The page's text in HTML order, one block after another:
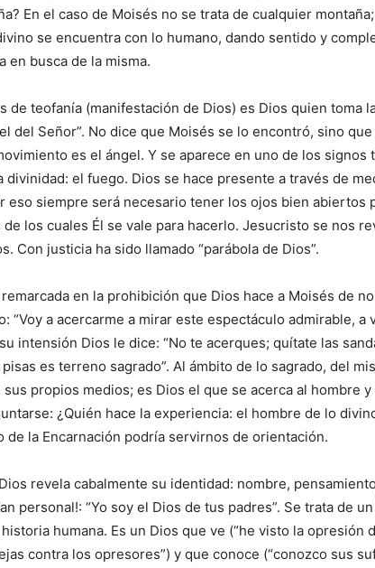
En el caso de Moisés no se trata de cualquier
se encuentra con lo humano, dando sentido y
en busca de la misma.
de teofanía (manifestación de Dios) es Dios quien toma
del Señor”. No dice que Moisés se lo encontró, sino
es el ángel. Y se aparece en uno de los signos
divi­nidad: el fuego. Dios se hace presente a través de
eso siempre será necesario tener los ojos bien abiertos
los cuales Él se vale para hacerlo. Jesucristo se nos
Con justicia ha sido llamado “parábola de Dios”.
en la prohibición que Dios hace a Moisés de
“Voy a acercarme a mirar este espectáculo admi­rable, a
intensión Dios le dice: “No te acerques; quítate las
es terreno sagrado”. Al ámbito de lo sagrado, del
propios medios; es Dios el que se acerca al hombre y
¿Quién hace la experiencia: el hombre de lo
de la Encarnación podría servirnos de orien­tación.
revela cabalmente su identidad: nombre,
personal!: “Yo soy el Dios de tus padres”. Se trata de
humana. Es un Dios que ve (“he visto la opresión
contra los opresores”) y que conoce (“conozco sus